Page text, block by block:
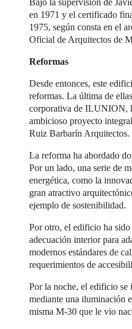
Bajo la supervisión de
en 1971 y el certificado
1975, según consta en el
Oficial de Arquitectos de
Reformas
Desde entonces, este
reformas. La última de
corporativa de ILUNION,
ambicioso proyecto
Ruiz Barbarín Arquitectos.
La reforma ha abordado
Por un lado, una serie de
energética, como la
gran atractivo
ejemplo de sostenibilidad.
Por otro, el edificio ha
adecuación interior para
modernos estándares de
requerimientos de
Por la noche, el edificio se
mediante una iluminación
misma M-30 que le vio